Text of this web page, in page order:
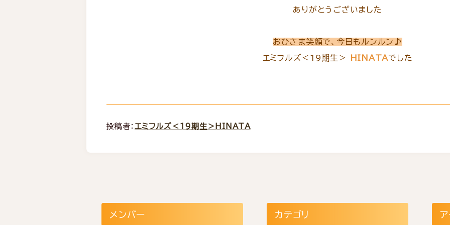
ありがとうございました
おひさま笑顔で、今日もルンルン♪
エミフルズ＜19期生＞
HINATAでした
投稿者：エミフルズ＜19期生＞HINATA
メンバー カテゴリ